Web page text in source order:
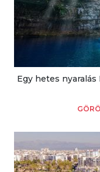
Egy hetes nyaralás